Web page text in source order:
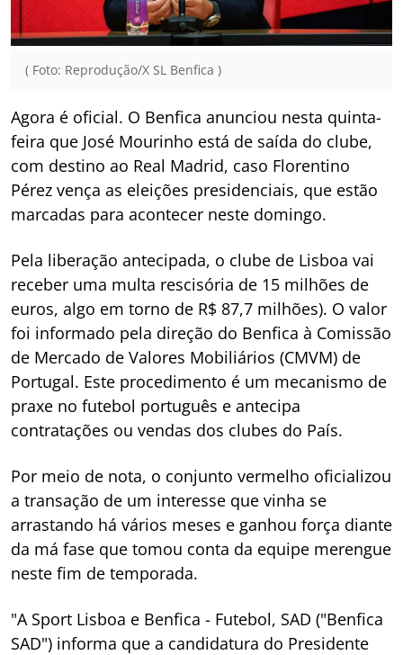
( Foto: Reprodução/X SL Benfica )
Agora é oficial. O Benfica anunciou nesta quinta-
feira que José Mourinho está de saída do clube,
com destino ao Real Madrid, caso Florentino
Pérez vença as eleições presidenciais, que estão
marcadas para acontecer neste domingo.
Pela liberação antecipada, o clube de Lisboa vai
receber uma multa rescisória de 15 milhões de
euros, algo em torno de R$ 87,7 milhões). O valor
foi informado pela direção do Benfica à Comissão
de Mercado de Valores Mobiliários (CMVM) de
Portugal. Este procedimento é um mecanismo de
praxe no futebol português e antecipa
contratações ou vendas dos clubes do País.
Por meio de nota, o conjunto vermelho oficializou
a transação de um interesse que vinha se
arrastando há vários meses e ganhou força diante
da má fase que tomou conta da equipe merengue
neste fim de temporada.
"A Sport Lisboa e Benfica - Futebol, SAD ("Benfica
SAD") informa que a candidatura do Presidente